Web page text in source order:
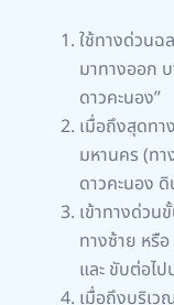
ใช้ทางด่วนฉ
มาทางออก
ดาวคะนอง”
เมื่อถึงสุดทา
มหานคร (ทา
ดาวคะนอง
เข้าทางด่วน
ทางซ้าย หรือ
และ ขับต่อไ
เมื่อถึงบริเว